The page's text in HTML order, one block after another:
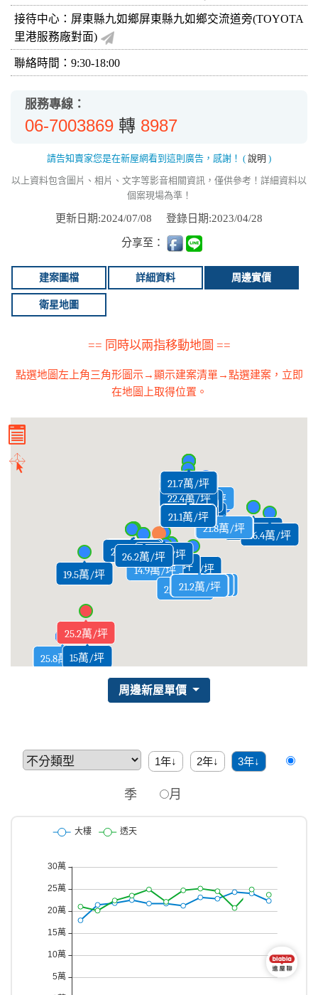
接待中心：屏東縣九如鄉屏東縣九如鄉交流道旁(TOYOTA
里港服務廠對面)
聯絡時間：9:30-18:00
服務專線：
06-7003869 轉 8987
請告知賣家您是在新屋網看到這則廣告，感謝！ ( 說明 )
以上資料包含圖片、相片、文字等影音相關資訊，僅供參考！詳細資料以
個案現場為準！
更新日期:2024/07/08 登錄日期:2023/04/28
分享至：
建案圖檔 詳細資料 周邊實價
衛星地圖
== 同時以兩指移動地圖 ==
點選地圖左上角三角形圖示→顯示建案清單→點選建案，立即
在地圖上取得位置。
天闊no.3
26.1萬/坪
27.8萬/坪
27.8萬/坪
27.2萬/坪
26.8萬/坪
25.3萬/坪
23.7萬/坪
24.3萬/坪
23.6萬/坪
23.8萬/坪
14.9萬/坪
17.7萬/坪
23.7萬/坪
24.2萬/坪
24.1萬/坪
24.5萬/坪
19.9萬/坪
24.9萬/坪
19.5萬/坪
24.9萬/坪
21萬/坪
21.5萬/坪
25.8萬/坪
21萬/坪
20萬/坪
21.3萬/坪
26.6萬/坪
21.2萬/坪21萬/坪
21.3萬/坪
21萬/坪
21.3萬/坪
21.6萬/坪
22.4萬/坪
22.2萬/坪
21.6萬/坪
25.2萬/坪
15萬/坪
21.6萬/坪
21萬/坪
22.4萬/坪
21.6萬/坪
24.7萬/坪
21.2萬/坪
21.5萬/坪
22.4萬/坪
22.6萬/坪
21.2萬/坪
23萬/坪
22.5萬/坪
26.2萬/坪
23.5萬/坪
26.4萬/坪
22.6萬/坪
21.3萬/坪
21.4萬/坪
21.9萬/坪
23萬/坪
22.2萬/坪
25.3萬/坪
20.9萬/坪
23.3萬/坪
21.3萬/坪
21.1萬/坪
25萬/坪
21.8萬/坪
21.5萬/坪
21萬/坪
21.2萬/坪
23萬/坪
22.6萬/坪
20.8萬/坪
21.5萬/坪
22萬/坪
21.8萬/坪
21.5萬/坪
21.3萬/坪
21.1萬/坪
22.4萬/坪
21.1萬/坪
21.7萬/坪
21.1萬/坪
周邊新屋單價
1年↓ 2年↓ 3年↓
季 月